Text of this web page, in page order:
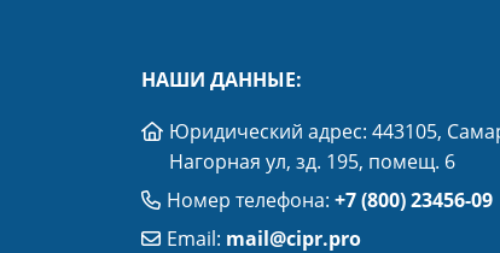
НАШИ ДАННЫЕ:
Юридический адрес: 443105,
Нагорная ул, зд. 195, помещ. 6
Номер телефона: +7 (800) 23456-09
Email: mail@cipr.pro